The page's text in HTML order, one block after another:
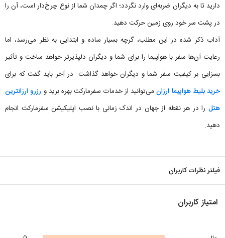
دارید تا به دیگران ضربه‌ای وارد نگردد؛ اگر چمدان شما از نوع چرخ‌دار است، آن را
در پشت سر خود روی زمین حرکت دهید.
آداب ذکر شده در این مطلب، گرچه بسیار ساده و ابتدایی به نظر می‌رسد، اما
رعایت آن‌ها سفر با هواپیما را برای شما و دیگران دلپذیرتر خواهد ساخت و تأثیر
بسزایی بر کیفیت سفر شما و دیگران خواهد گذاشت. در آخر باید گفت که برای
خرید بلیط هواپیما ارزانمی‌توانید از خدمات سفرمارکت بهره برید و رزرو ارزانترین
هتل را در هر نقطه از جهان در اندک زمانی با نصب اپلیکیشن سفرمارکت انجام
دهید.
فیلتر نظرات کاربران
امتیاز کاربران